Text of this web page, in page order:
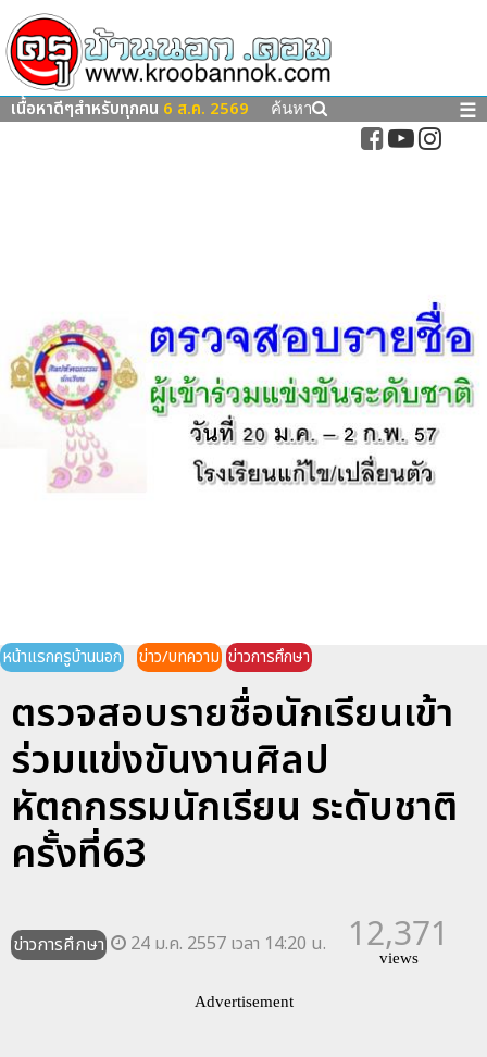
เนื้อหาดีๆสำหรับทุกคน 6 ส.ค. 2569 ค้นหา ☰
หน้าแรกครูบ้านนอก ข่าว/บทความ ข่าวการศึกษา
ตรวจสอบรายชื่อนักเรียนเข้า
ร่วมแข่งขันงานศิลป
หัตถกรรมนักเรียน ระดับชาติ
ครั้งที่63
ข่าวการศึกษา 24 ม.ค. 2557 เวลา 14:20 น. 12,371
views
Advertisement